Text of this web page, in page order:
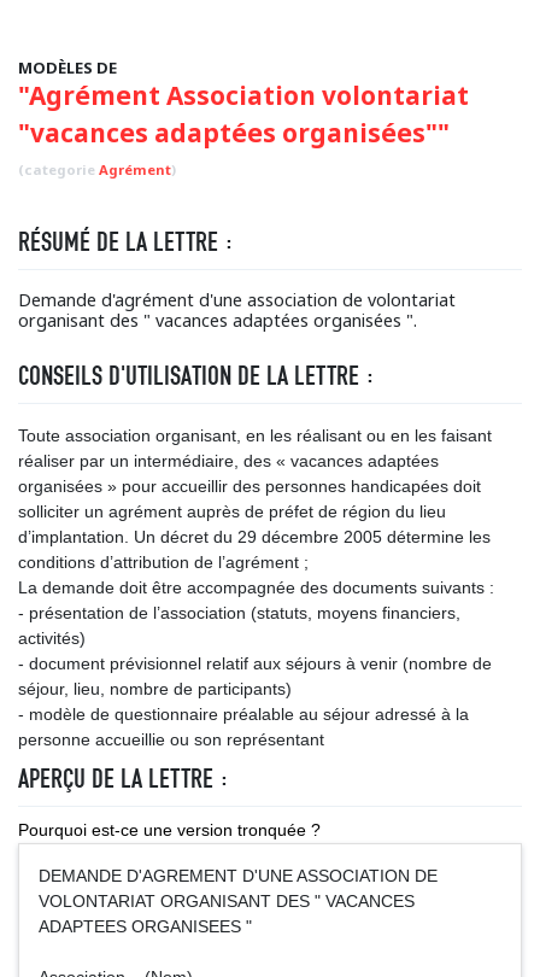
MODÈLES DE
"Agrément Association volontariat
"vacances adaptées organisées""
(categorie Agrément)
RÉSUMÉ DE LA LETTRE :
Demande d'agrément d'une association de volontariat
organisant des " vacances adaptées organisées ".
CONSEILS D'UTILISATION DE LA LETTRE :
Toute association organisant, en les réalisant ou en les faisant
réaliser par un intermédiaire, des « vacances adaptées
organisées » pour accueillir des personnes handicapées doit
solliciter un agrément auprès de préfet de région du lieu
d’implantation. Un décret du 29 décembre 2005 détermine les
conditions d’attribution de l’agrément ;
La demande doit être accompagnée des documents suivants :
- présentation de l’association (statuts, moyens financiers,
activités)
- document prévisionnel relatif aux séjours à venir (nombre de
séjour, lieu, nombre de participants)
- modèle de questionnaire préalable au séjour adressé à la
personne accueillie ou son représentant
APERÇU DE LA LETTRE :
Pourquoi est-ce une version tronquée ?
DEMANDE D'AGREMENT D'UNE ASSOCIATION DE
VOLONTARIAT ORGANISANT DES " VACANCES
ADAPTEES ORGANISEES "